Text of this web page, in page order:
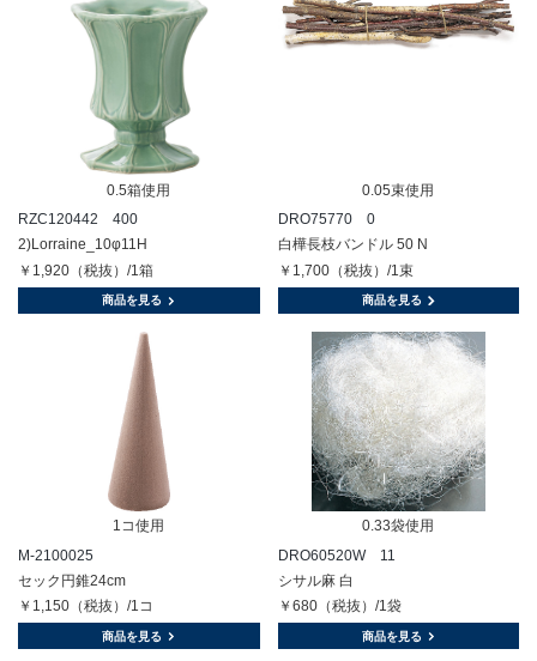
0.5箱使用
RZC120442 400
2)Lorraine_10φ11H
￥1,920（税抜）/1箱
商品を見る
0.05束使用
DRO75770 0
白樺長枝バンドル 50 N
￥1,700（税抜）/1束
商品を見る
1コ使用
M-2100025
セック円錐24cm
￥1,150（税抜）/1コ
商品を見る
0.33袋使用
DRO60520W 11
シサル麻 白
￥680（税抜）/1袋
商品を見る